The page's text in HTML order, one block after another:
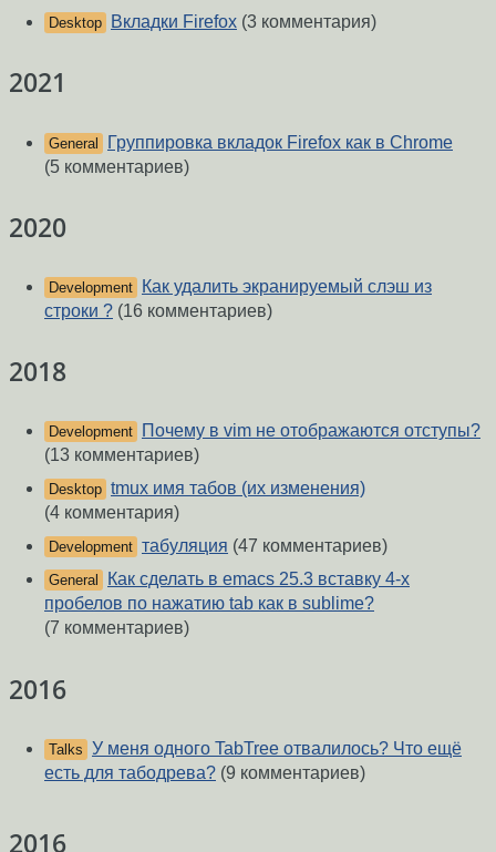
Desktop Вкладки Firefox (3 комментария)
2021
General
Группировка вкладок Firefox как в Chrome
(5 комментариев)
2020
Development
Как удалить экранируемый слэш из
строки ? (16 комментариев)
2018
Development
Почему в vim не отображаются отступы?
(13 комментариев)
Desktop tmux имя табов (их изменения)
(4 комментария)
Development табуляция (47 комментариев)
General
Как сделать в emacs 25.3 вставку 4-х
пробелов по нажатию tab как в sublime?
(7 комментариев)
2016
Talks У меня одного TabTree отвалилось? Что ещё
есть для табодрева? (9 комментариев)
2016